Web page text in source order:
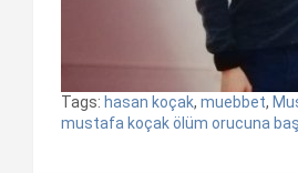
Tags: hasan koçak, muebbet,
mustafa koçak ölüm orucuna